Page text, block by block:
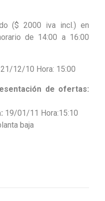
($ 2000 iva incl.) en
de 14:00 a 16:00
21/12/10 Hora: 15:00
de ofertas:
19/01/11 Hora:15:10
baja